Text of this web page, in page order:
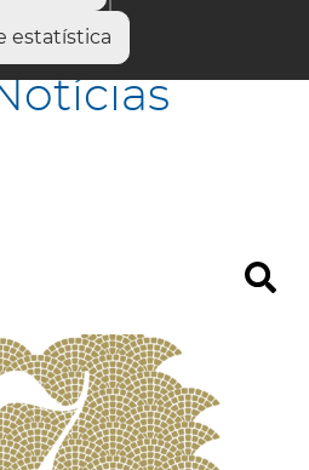
estatística
Anadia - Notícias